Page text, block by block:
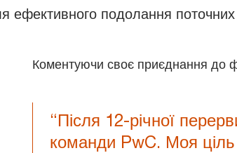
ефективного подолання поточних
Коментуючи своє приєднання до
“Після 12-річної
команди PwC. Моя